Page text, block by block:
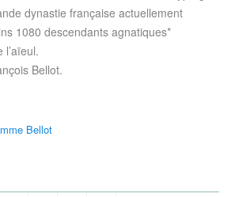
dynastie française actuellement
1080 descendants agnatiques*
Bellot.
Bellot